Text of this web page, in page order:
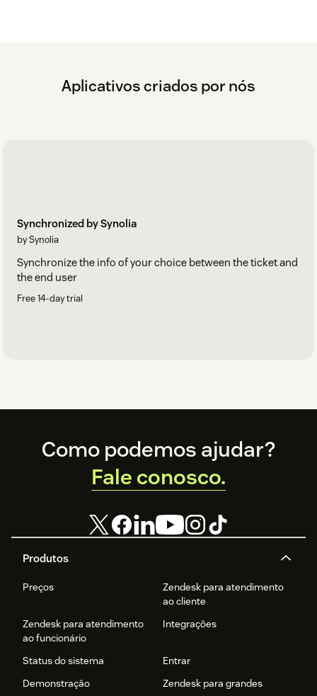
Aplicativos criados por nós
Synchronized by Synolia
by Synolia
Synchronize the info of your choice between the ticket and
the end user
Free 14-day trial
Footer
Produtos
Preços
Zendesk para atendimento
ao cliente
Zendesk para atendimento
ao funcionário
Integrações
Status do sistema
Entrar
Demonstração
Zendesk para grandes
Como podemos ajudar?
Fale conosco.